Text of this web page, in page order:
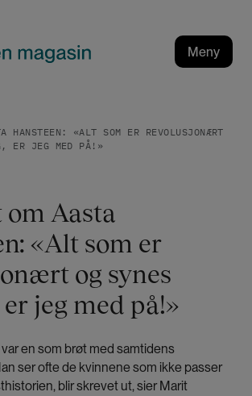
Meny
HANSTEEN: «ALT SOM ER REVOLUSJONÆRT
ER JEG MED PÅ!»
om Aasta
«Alt som er
og synes
jeg med på!»
en som brøt med samtidens
ser ofte de kvinnene som ikke passer
blir skrevet ut, sier Marit